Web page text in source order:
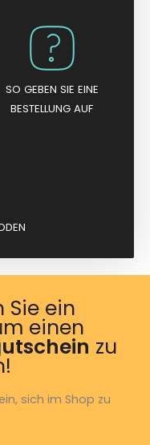
SO GEBEN SIE EINE
BESTELLUNG AUF
Sie ein
einen
zu
sich im Shop zu